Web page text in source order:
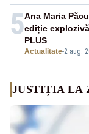
5
Actualitate-2 aug.
Ana Maria
ediție
PLUS
JUSTIȚIA LA